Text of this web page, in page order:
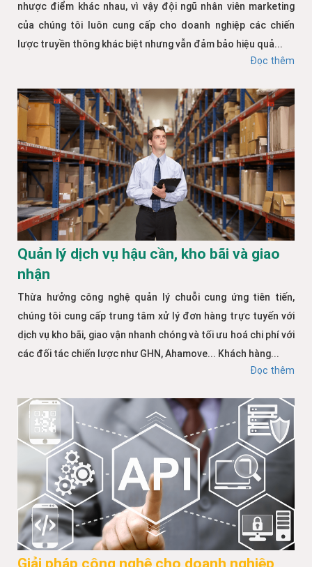
nhược điểm khác nhau, vì vậy đội ngũ nhân viên marketing
của chúng tôi luôn cung cấp cho doanh nghiệp các chiến
lược truyền thông khác biệt nhưng vẫn đảm bảo hiệu quả...
Đọc thêm
Quản lý dịch vụ hậu cần, kho bãi và giao
nhận
Thừa hưởng công nghệ quản lý chuỗi cung ứng tiên tiến,
chúng tôi cung cấp trung tâm xử lý đơn hàng trực tuyến với
dịch vụ kho bãi, giao vận nhanh chóng và tối ưu hoá chi phí với
các đối tác chiến lược như GHN, Ahamove... Khách hàng...
Đọc thêm
Giải pháp công nghệ cho doanh nghiệp